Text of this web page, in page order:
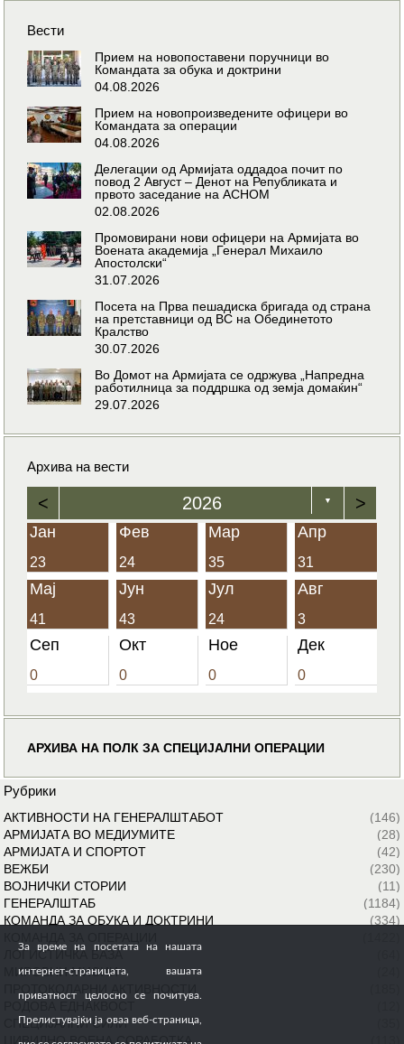
Вести
Прием на новопоставени поручници во
Командата за обука и доктрини
04.08.2026
Прием на новопроизведените офицери во
Командата за операции
04.08.2026
Делегации од Армијата оддадоа почит по
повод 2 Август – Денот на Републиката и
првото заседание на АСНОМ
02.08.2026
Промовирани нови офицери на Армијата во
Воената академија „Генерал Михаило
Апостолски“
31.07.2026
Посета на Прва пешадиска бригада од страна
на претставници од ВС на Обединетото
Кралство
30.07.2026
Во Домот на Армијата се одржува „Напредна
работилница за поддршка од земја домаќин“
29.07.2026
Архива на вести
< 2026 ▼ >
Јан
23
Фев
24
Мар
35
Апр
31
Мај
41
Јун
43
Јул
24
Авг
3
Сеп
0
Окт
0
Ное
0
Дек
0
АРХИВА НА ПОЛК ЗА СПЕЦИЈАЛНИ ОПЕРАЦИИ
Рубрики
АКТИВНОСТИ НА ГЕНЕРАЛШТАБОТ
(146)
АРМИЈАТА ВО МЕДИУМИТЕ
(28)
АРМИЈАТА И СПОРТОТ
(42)
ВЕЖБИ
(230)
ВОЈНИЧКИ СТОРИИ
(11)
ГЕНЕРАЛШТАБ
(1184)
КОМАНДА ЗА ОБУКА И ДОКТРИНИ
(334)
ЛОГИСТИЧКА БАЗА
МИРОВНИ МИСИИ
СПЕЦИЈАЛНИ СИЛИ
ЦИВИЛНО ВОЕНА СОРАБОТКА
За време на посетата на нашата
интернет-страницата, вашата
приватност целосно се почитува.
Прелистувајќи ја оваа веб-страница,